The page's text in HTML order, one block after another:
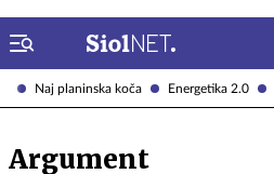
Naj planinska koča Energetika 2.0
Argument